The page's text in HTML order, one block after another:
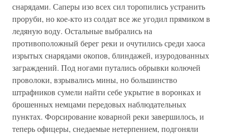
снарядами. Саперы изо всех сил торопились устранить
проруби, но кое-кто из солдат все же угодил прямиком в
ледяную воду. Остальные выбрались на
противоположный берег реки и очутились среди хаоса
изрытых снарядами окопов, блиндажей, изуродованных
заграждений. Под ногами путались обрывки колючей
проволоки, взрывались мины, но большинство
штрафников сумели найти себе укрытие в воронках и
брошенных немцами передовых наблюдательных
пунктах. Форсирование коварной реки завершилось, и
теперь офицеры, снедаемые нетерпением, подгоняли